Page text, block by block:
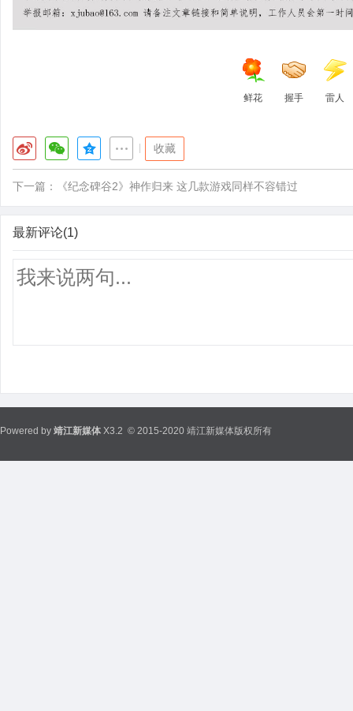
鲜花 握手 雷人
收藏
下一篇： 《纪念碑谷2》神作归来 这几款游戏同样不容错过
最新评论(1)
Powered by 靖江新媒体 X3.2 © 2015-2020 靖江新媒体版权所有